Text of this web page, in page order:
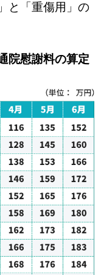
と「重傷用」の
院慰謝料の算定